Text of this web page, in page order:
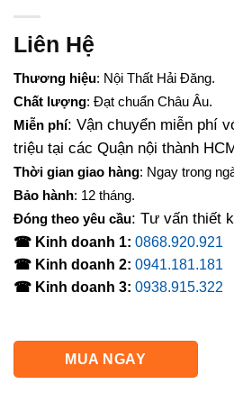
Liên Hệ
Thương hiệu: Nội Thất Hải Đăng.
Chất lượng: Đạt chuẩn Châu Âu.
Miễn phí: Vận chuyển miễn phí
triệu tại các Quận nội thành
Thời gian giao hàng: Ngay trong
Bảo hành: 12 tháng.
Đóng theo yêu cầu: Tư vấn thiết
☎ Kinh doanh 1: 0868.920.921
☎ Kinh doanh 2: 0941.181.181
☎ Kinh doanh 3: 0938.915.322
MUA NGAY